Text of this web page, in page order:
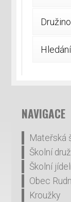
NAVIGACE
Mateřská
Školní
Školní
Obec
Kroužky